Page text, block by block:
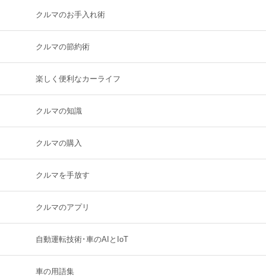
クルマのお手入れ術
クルマの節約術
楽しく便利なカーライフ
クルマの知識
クルマの購入
クルマを手放す
クルマのアプリ
自動運転技術･車のAIとIoT
車の用語集